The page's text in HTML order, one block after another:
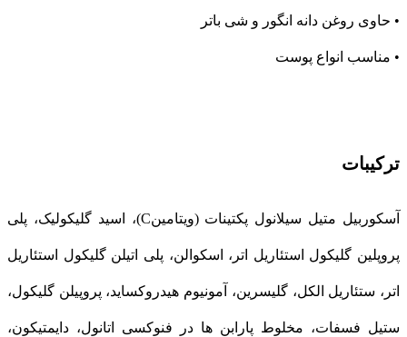
• حاوی روغن دانه انگور و شی باتر
• مناسب انواع پوست
ترکیبات
آسکوربیل متیل سیلانول پکتینات (ویتامینC)، اسید گلیکولیک، پلی
پروپلین گلیکول استئاریل اتر، اسکوالن، پلی اتیلن گلیکول استئاریل
اتر، ستئاریل الکل، گلیسرین، آمونیوم هیدروکساید، پروپیلن گلیکول،
ستیل فسفات، مخلوط پارابن ها در فنوکسی اتانول، دایمتیکون،